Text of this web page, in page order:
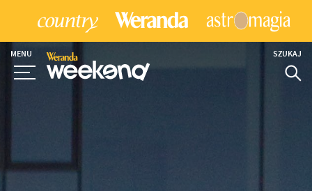
MENU SZUKAJ